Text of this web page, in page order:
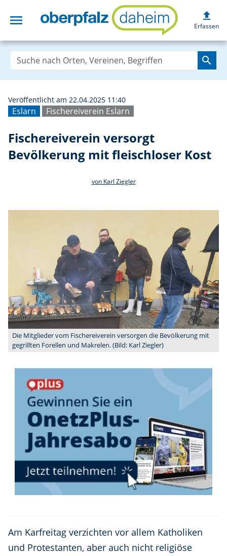
menu Fischereiverein
upload
Erfassen
search
Eslarn Fischereiverein Eslarn
Veröffentlicht am 22.04.2025 11:40
Fischereiverein versorgt
Bevölkerung mit fleischloser Kost
von Karl Ziegler
Die Mitglieder vom Fischereiverein versorgen die Bevölkerung mit
gegrillten Forellen und Makrelen. (Bild: Karl Ziegler)
Am Karfreitag verzichten vor allem Katholiken
und Protestanten, aber auch nicht religiöse